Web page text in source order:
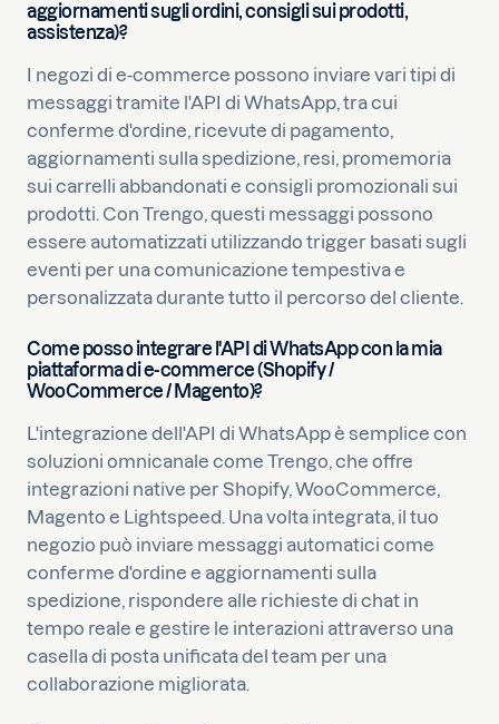
aggiornamenti sugli ordini, consigli sui prodotti,
assistenza)?
I negozi di e-commerce possono inviare vari tipi di
messaggi tramite l'API di WhatsApp, tra cui
conferme d'ordine, ricevute di pagamento,
aggiornamenti sulla spedizione, resi, promemoria
sui carrelli abbandonati e consigli promozionali sui
prodotti. Con Trengo, questi messaggi possono
essere automatizzati utilizzando trigger basati sugli
eventi per una comunicazione tempestiva e
personalizzata durante tutto il percorso del cliente.
Come posso integrare l'API di WhatsApp con la mia
piattaforma di e-commerce (Shopify /
WooCommerce / Magento)?
L'integrazione dell'API di WhatsApp è semplice con
soluzioni omnicanale come Trengo, che offre
integrazioni native per Shopify, WooCommerce,
Magento e Lightspeed. Una volta integrata, il tuo
negozio può inviare messaggi automatici come
conferme d'ordine e aggiornamenti sulla
spedizione, rispondere alle richieste di chat in
tempo reale e gestire le interazioni attraverso una
casella di posta unificata del team per una
collaborazione migliorata.